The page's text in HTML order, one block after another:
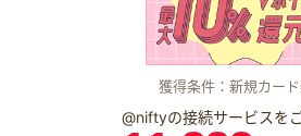
獲得条件：新規カー
@niftyの接続サービスを